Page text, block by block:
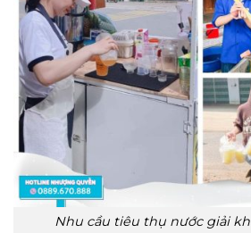
Nhu cầu tiêu thụ nước giải